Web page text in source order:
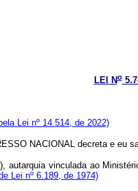
LEI No
Lei nº 14.514, de 2022)
NACIONAL decreta e eu
autarquia vinculada ao
Lei nº 6.189, de 1974)